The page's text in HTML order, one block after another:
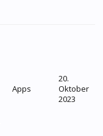
Apps
20.
Oktober
2023